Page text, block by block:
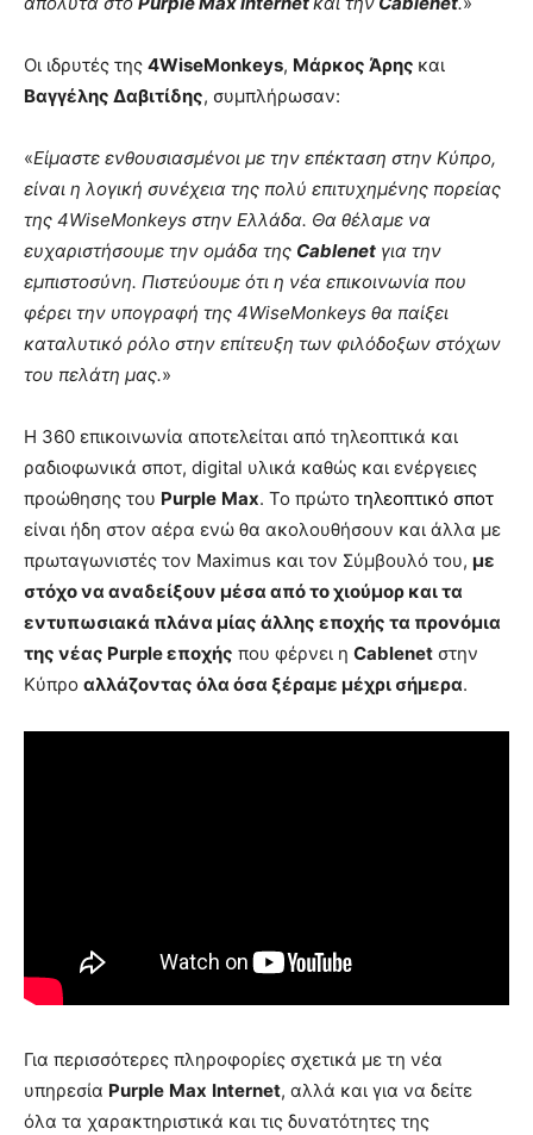
Οι ιδρυτές της 4WiseMonkeys, Μάρκος Άρης και
Βαγγέλης Δαβιτίδης, συμπλήρωσαν:
«Είμαστε ενθουσιασμένοι με την επέκταση στην Κύπρο,
είναι η λογική συνέχεια της πολύ επιτυχημένης πορείας
της 4WiseMonkeys στην Ελλάδα. Θα θέλαμε να
ευχαριστήσουμε την ομάδα της Cablenet για την
εμπιστοσύνη. Πιστεύουμε ότι η νέα επικοινωνία που
φέρει την υπογραφή της 4WiseMonkeys θα παίξει
καταλυτικό ρόλο στην επίτευξη των φιλόδοξων στόχων
του πελάτη μας.»
Η 360 επικοινωνία αποτελείται από τηλεοπτικά και
ραδιοφωνικά σποτ, digital υλικά καθώς και ενέργειες
προώθησης του Purple Max. Το πρώτο τηλεοπτικό σποτ
είναι ήδη στον αέρα ενώ θα ακολουθήσουν και άλλα με
πρωταγωνιστές τον Maximus και τον Σύμβουλό του, με
στόχο να αναδείξουν μέσα από το χιούμορ και τα
εντυπωσιακά πλάνα μίας άλλης εποχής τα προνόμια
της νέας Purpleεποχής που φέρνει η Cablenet στην
Κύπρο αλλάζοντας όλα όσα ξέραμε μέχρι σήμερα.
Για περισσότερες πληροφορίες σχετικά με τη νέα
υπηρεσία Purple Max Internet, αλλά και για να δείτε
όλα τα χαρακτηριστικά και τις δυνατότητες της